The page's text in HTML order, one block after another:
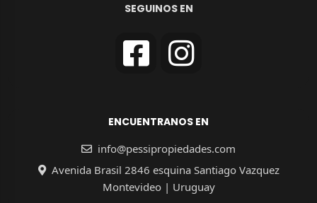
SEGUINOS EN
ENCUENTRANOS EN
info@pessipropiedades.com
Avenida Brasil 2846 esquina Santiago Vazquez
Montevideo | Uruguay